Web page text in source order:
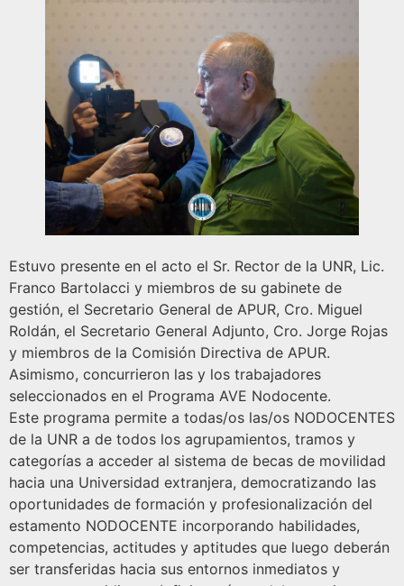
Estuvo presente en el acto el Sr. Rector de la UNR, Lic.
Franco Bartolacci y miembros de su gabinete de
gestión, el Secretario General de APUR, Cro. Miguel
Roldán, el Secretario General Adjunto, Cro. Jorge Rojas
y miembros de la Comisión Directiva de APUR.
Asimismo, concurrieron las y los trabajadores
seleccionados en el Programa AVE Nodocente.
Este programa permite a todas/os las/os NODOCENTES
de la UNR a de todos los agrupamientos, tramos y
categorías a acceder al sistema de becas de movilidad
hacia una Universidad extranjera, democratizando las
oportunidades de formación y profesionalización del
estamento NODOCENTE incorporando habilidades,
competencias, actitudes y aptitudes que luego deberán
ser transferidas hacia sus entornos inmediatos y